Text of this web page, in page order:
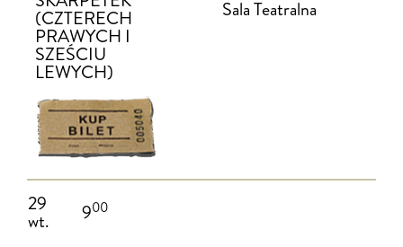
(CZTERECH
PRAWYCH I
SZEŚCIU
LEWYCH)
Sala Teatralna
29
wt. 900